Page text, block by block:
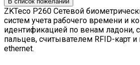
ZKTeco P260 Сетевой
систем учета рабочего времени и
идентификацией по венам ладони,
пальцев, считывателем RFID-карт
ethernet.